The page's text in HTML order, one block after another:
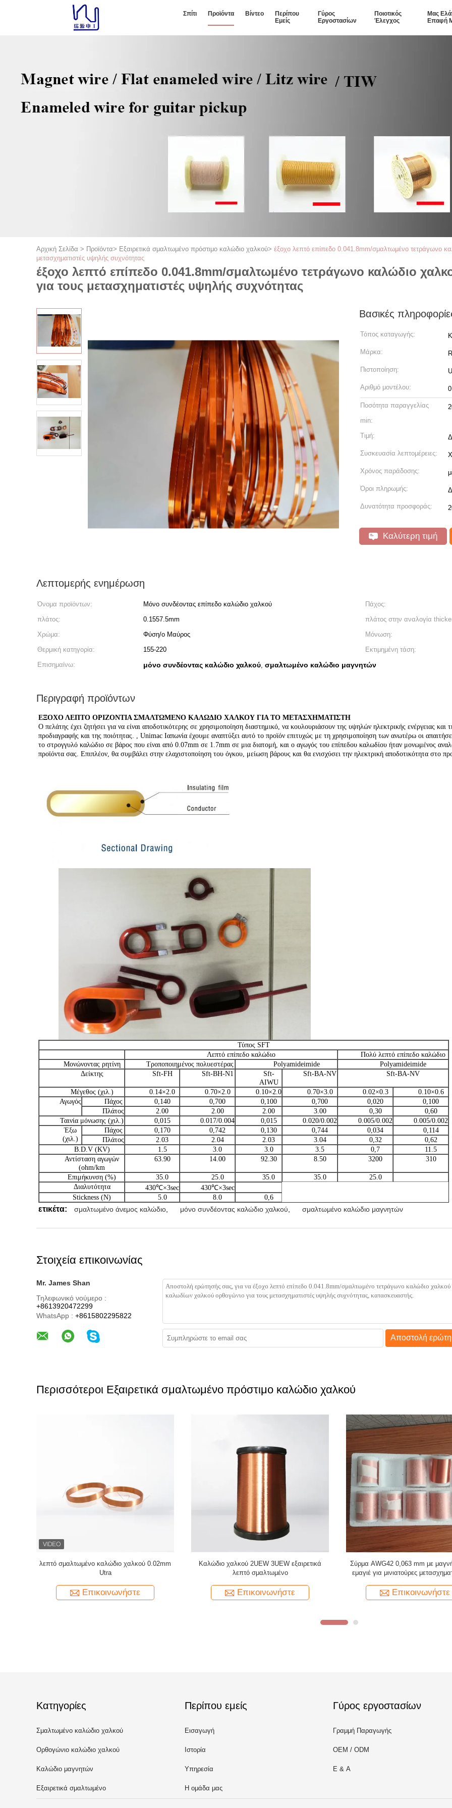
Σπίτι Προϊόντα Βίντεο
Περίπου
Εμείς
Γύρος
Εργοστασίων
Ποιοτικός
Έλεγχος
Μας
Επαφή
Αρχική Σελίδα > Προϊόντα> Εξαιρετικά σμαλτωμένο πρόστιμο καλώδιο χαλκού> έξοχο λεπτό επίπεδο 0.041.8mm/σμαλτωμένο τετράγωνο
μετασχηματιστές υψηλής συχνότητας
έξοχο λεπτό επίπεδο 0.041.8mm/σμαλτωμένο τετράγωνο καλώδιο
για τους μετασχηματιστές υψηλής συχνότητας
Βασικές
Τόπος καταγωγής:
Μάρκα:
Πιστοποίηση:
Αριθμό μοντέλου:
Ποσότητα παραγγελίας
min:
Τιμή:
Συσκευασία λεπτομέρειες:
Χρόνος παράδοσης:
Όροι πληρωμής:
Δυνατότητα προσφοράς:
Καλύτερη τιμή
Λεπτομερής ενημέρωση
Όνομα προϊόντων: Μόνο συνδέοντας επίπεδο καλώδιο χαλκού
Πάχος:
πλάτος:
0.1557.5mm
πλάτος στην αναλογία
Χρώμα:
Φύση/ο Μαύρος
Μόνωση:
Θερμική κατηγορία:
155-220
Εκτιμημένη τάση:
Επισημαίνω:
μόνο συνδέοντας καλώδιο χαλκού, σμαλτωμένο καλώδιο μαγνητών
Περιγραφή προϊόντων
ΕΞΟΧΟ ΛΕΠΤΟ ΟΡΙΖΟΝΤΙΑ ΣΜΑΛΤΩΜΕΝΟ ΚΑΛΩΔΙΟ ΧΑΛΚΟΥ ΓΙΑ ΤΟ ΜΕΤΑΣΧΗΜΑΤΙΣΤΗ
Ο πελάτης έχει ζητήσει για να είναι αποδοτικότερης σε χρησιμοποίηση διαστημικό, να κουλουριάσουν της υψηλών ηλεκτρικής ενέργειας
προδιαγραφής και της ποιότητας. , Unimac Ιαπωνία έχουμε αναπτύξει αυτό το προϊόν επιτυχώς με τη χρησιμοποίηση των ανωτέρω οι
το στρογγυλό καλώδιο σε βάρος που είναι από 0.07mm σε 1.7mm σε μια διατομή, και ο αγωγός του επίπεδου καλωδίου ήταν μονωμένος
προϊόντα σας. Επιπλέον, θα συμβάλει στην ελαχιστοποίηση του όγκου, μείωση βάρους και θα ενισχύσει την ηλεκτρική αποδοτικότητα στο
Τύπος SFT
Λεπτό επίπεδο καλώδιο
Πολύ λεπτό επίπεδο καλώδιο
Μονώνοντας ρητίνη
Τροποποιημένος πολυεστέρας Polyamideimide
Polyamideimide
Δείκτης
Sft-FH Sft-BH-N1
Sft-
AIWU
Sft-BA-NV Sft-BA-NV
Μέγεθος (χιλ.) 0.14×2.0 0.70×2.0 0.10×2.0 0.70×3.0 0.02×0.3
0.10×0.6
Αγωγός
Πάχος 0,140 0,700 0,100 0,700 0,020
0,100
Πλάτος
2.00 2.00 2.00 3.00 0,30
0,60
Ταινία μόνωσης (χιλ.)
0,015 0.017/0.004 0,015 0.020/0.002 0.005/0.002
0.005/0.002
Έξω
(χιλ.)
Πάχος 0,170 0,742 0,130 0,744 0,034
0,114
Πλάτος
2.03 2.04 2.03 3.04 0,32
0,62
B.D.V (KV)
1.5 3.0 3.0 3.5 0,7
11.5
Αντίσταση αγωγών
(ohm/km
63.90 14.00 92.30 8.50 3200 310
Επιμήκυνση (%) 35.0 25.0 35.0 35.0
25.0
Διαλυτότητα
430℃×3sec
430℃×3sec
Stickness (Ν)
5.0 8.0 0,6
ετικέτα: σμαλτωμένο άνεμος καλώδιο μόνο συνδέοντας καλώδιο χαλκού σμαλτωμένο καλώδιο μαγνητών
Στοιχεία επικοινωνίας
Mr. James Shan
Τηλεφωνικό νούμερο :
+8613920472299
WhatsApp : +8615802295822
Αποστολή
Περισσότεροι Εξαιρετικά σμαλτωμένο πρόστιμο καλώδιο χαλκού
Σύρμα μαγνήτη χαλκού 0,032 mm για
αισθητήρες ρεύματος υψηλής ακρίβειας
Επικοινωνήστε
44 AWG σύρμα περιέλιξης εμαγιέ χαλκού
Συγκολλήσιμος τύπος για πηνία ανίχνευσης
Επικοινωνήστε
Θερμοκρασία 155 PU 0,02
Επισμαλτωμένο σύρμα μαγνήτη
Επικοινωνήστε
Κατηγορίες
Σμαλτωμένο καλώδιο χαλκού
Ορθογώνιο καλώδιο χαλκού
Καλώδιο μαγνητών
Εξαιρετικά σμαλτωμένο
Περίπου εμείς
Εισαγωγή
Ιστορία
Υπηρεσία
Η ομάδα μας
Γύρος εργοστασίων
Γραμμή Παραγωγής
OEM / ODM
Ε & Α